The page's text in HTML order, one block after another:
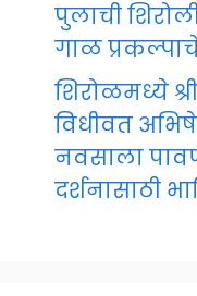
पुलाची
गाळ
शिरोळमध्ये
विधीवत
नवसाला
दर्शनासाठी